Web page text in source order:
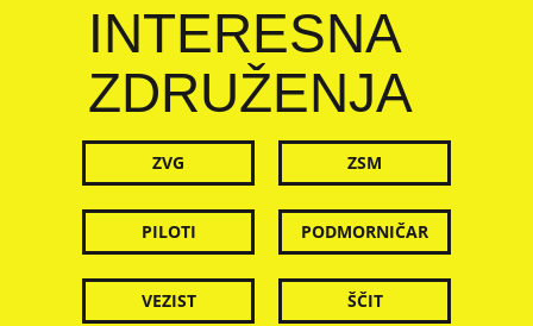
INTERESNA
ZDRUŽENJA
ZVG ZSM
PILOTI PODMORNIČAR
VEZIST ŠČIT